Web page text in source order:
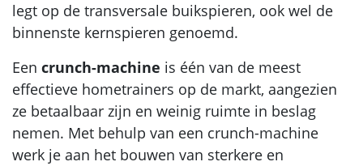
legt op de transversale buikspieren, ook wel de
binnenste kernspieren genoemd.
Een crunch-machine is één van de meest
effectieve hometrainers op de markt, aangezien
ze betaalbaar zijn en weinig ruimte in beslag
nemen. Met behulp van een crunch-machine
werk je aan het bouwen van sterkere en